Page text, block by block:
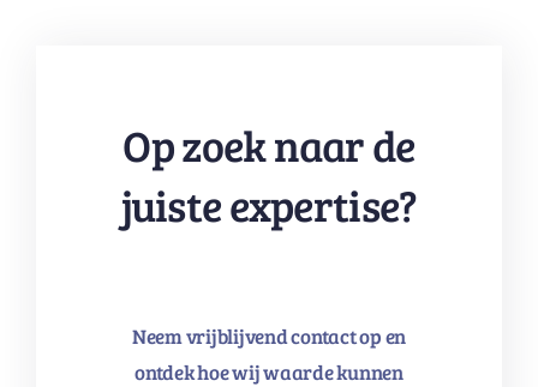
Op zoek naar de
juiste expertise?
Neem vrijblijvend contact op en
ontdek hoe wij waarde kunnen